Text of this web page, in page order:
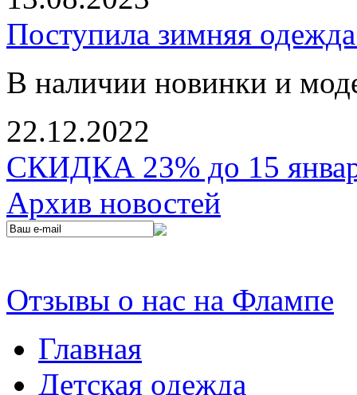
Поступила зимняя
В наличии новинки и
22.12.2022
СКИДКА 23% до 15
Архив новостей
Отзывы о нас на Флампе
Главная
Детская одежда